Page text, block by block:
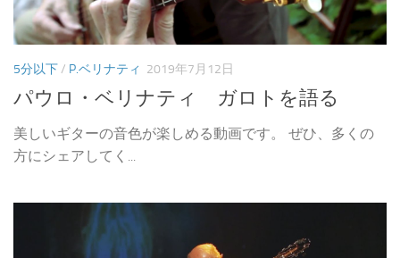
5分以下/ P.ベリナティ 2019年7月12日
パウロ・ベリナティ ガロトを語る
美しいギターの音色が楽しめる動画です。 ぜひ、多くの
方にシェアしてく...